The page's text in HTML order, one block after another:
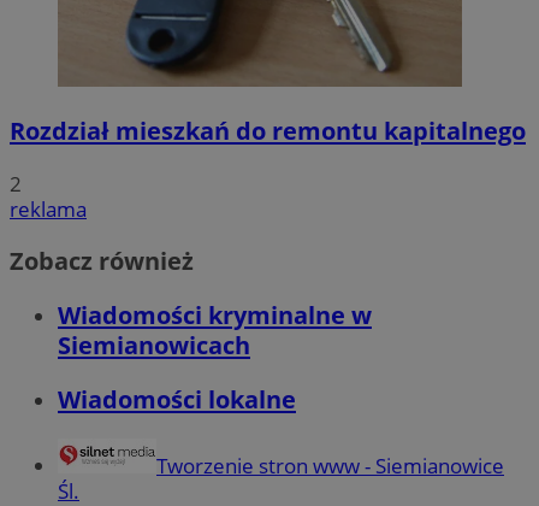
Rozdział mieszkań do remontu kapitalnego
2
reklama
Zobacz również
Wiadomości kryminalne w
Siemianowicach
Wiadomości lokalne
Tworzenie stron www - Siemianowice
Śl.